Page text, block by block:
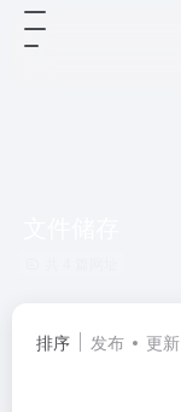
排序 发布 更新